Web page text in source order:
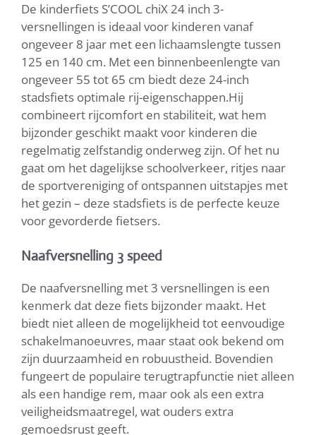
De kinderfiets S’COOL chiX 24 inch 3-
versnellingen is ideaal voor kinderen vanaf
ongeveer 8 jaar met een lichaamslengte tussen
125 en 140 cm. Met een binnenbeenlengte van
ongeveer 55 tot 65 cm biedt deze 24-inch
stadsfiets optimale rij-eigenschappen.Hij
combineert rijcomfort en stabiliteit, wat hem
bijzonder geschikt maakt voor kinderen die
regelmatig zelfstandig onderweg zijn. Of het nu
gaat om het dagelijkse schoolverkeer, ritjes naar
de sportvereniging of ontspannen uitstapjes met
het gezin – deze stadsfiets is de perfecte keuze
voor gevorderde fietsers.
Naafversnelling 3 speed
De naafversnelling met 3 versnellingen is een
kenmerk dat deze fiets bijzonder maakt. Het
biedt niet alleen de mogelijkheid tot eenvoudige
schakelmanoeuvres, maar staat ook bekend om
zijn duurzaamheid en robuustheid. Bovendien
fungeert de populaire terugtrapfunctie niet alleen
als een handige rem, maar ook als een extra
veiligheidsmaatregel, wat ouders extra
gemoedsrust geeft.